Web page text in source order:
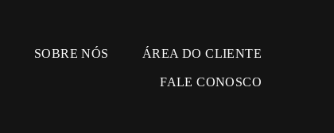
SOBRE NÓS ÁREA DO CLIENTE
FALE CONOSCO